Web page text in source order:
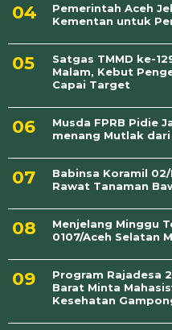
Pemerintah Aceh
Kementan untuk
Satgas TMMD ke-
Malam, Kebut
Capai Target
Musda FPRB Pidie
menang Mutlak
Babinsa Koramil
Rawat Tanaman
Menjelang Minggu
0107/Aceh Selatan
Program Rajadesa
Barat Minta
Kesehatan